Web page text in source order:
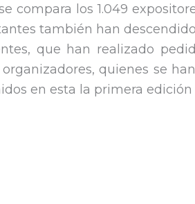
compara los 1.049
también han
que han realizado
quienes se
en esta la primera edición